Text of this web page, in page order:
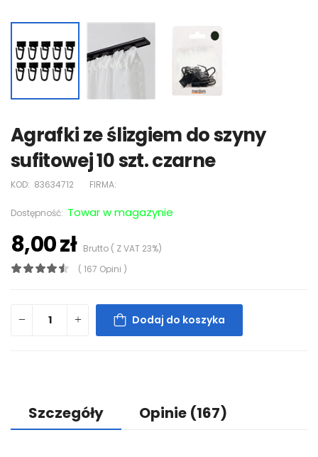
Agrafki ze ślizgiem do szyny
sufitowej 10 szt. czarne
KOD: 83634712 FIRMA:
Dostępność: Towar w magazynie
8,00 złBrutto ( Z VAT 23%)
( 167 Opini )
Dodaj do koszyka
Szczegóły Opinie (167)